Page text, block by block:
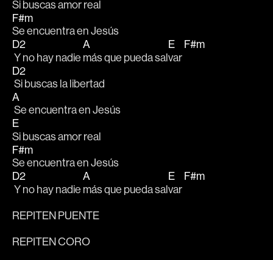
Si buscas amor real
F#m
Se encuentra en Jesús
D2
Y no hay nadie
A
más que pueda sal
E
var
F#m
D2
Si buscas la libertad
A
Se encuentra en Jesús
E
Si buscas amor real
F#m
Se encuentra en Jesús
D2
Y no hay nadie
A
más que pueda sal
E
var
F#m
REPITEN PUENTE
REPITEN CORO